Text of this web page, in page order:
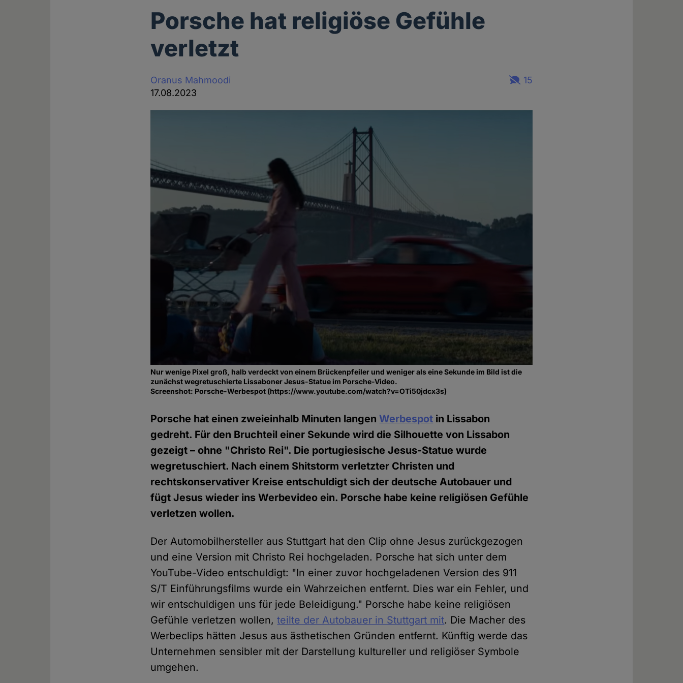
Porsche hat religiöse Gefühle
verletzt
Oranus Mahmoodi
17.08.2023
15
Nur wenige Pixel groß, halb verdeckt von einem Brückenpfeiler und weniger als eine Sekunde im Bild ist die
zunächst wegretuschierte Lissaboner Jesus-Statue im Porsche-Video.
Screenshot: Porsche-Werbespot (https://www.youtube.com/watch?v=OTi50jdcx3s)
Porsche hat einen zweieinhalb Minuten langen Werbespot in Lissabon
gedreht. Für den Bruchteil einer Sekunde wird die Silhouette von Lissabon
gezeigt – ohne "Christo Rei". Die portugiesische Jesus-Statue wurde
wegretuschiert. Nach einem Shitstorm verletzter Christen und
rechtskonservativer Kreise entschuldigt sich der deutsche Autobauer und
fügt Jesus wieder ins Werbevideo ein. Porsche habe keine religiösen Gefühle
verletzen wollen.
Der Automobilhersteller aus Stuttgart hat den Clip ohne Jesus zurückgezogen
und eine Version mit Christo Rei hochgeladen. Porsche hat sich unter dem
YouTube-Video entschuldigt: "In einer zuvor hochgeladenen Version des 911
S/T Einführungsfilms wurde ein Wahrzeichen entfernt. Dies war ein Fehler, und
wir entschuldigen uns für jede Beleidigung." Porsche habe keine religiösen
Gefühle verletzen wollen,teilte der Autobauer in Stuttgart mit. Die Macher des
Werbeclips hätten Jesus aus ästhetischen Gründen entfernt. Künftig werde das
Unternehmen sensibler mit der Darstellung kultureller und religiöser Symbole
umgehen.